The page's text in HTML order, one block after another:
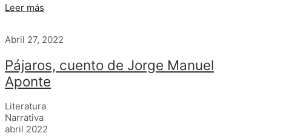
Leer más
Abril 27, 2022
Pájaros, cuento de Jorge Manuel
Aponte
Literatura
Narrativa
abril 2022